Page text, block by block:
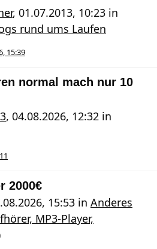
, 01.07.2013, 10:23 in
rund ums Laufen
15:39
normal mach nur 10
, 04.08.2026, 12:32 in
2000€
15:53 in Anderes
MP3-Player,